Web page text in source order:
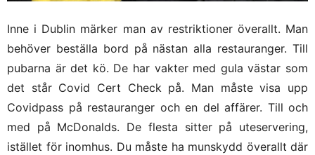
Inne i Dublin märker man av restriktioner överallt. Man
behöver beställa bord på nästan alla restauranger. Till
pubarna är det kö. De har vakter med gula västar som
det står Covid Cert Check på. Man måste visa upp
Covidpass på restauranger och en del affärer. Till och
med på McDonalds. De flesta sitter på uteservering,
istället för inomhus. Du måste ha munskydd överallt där